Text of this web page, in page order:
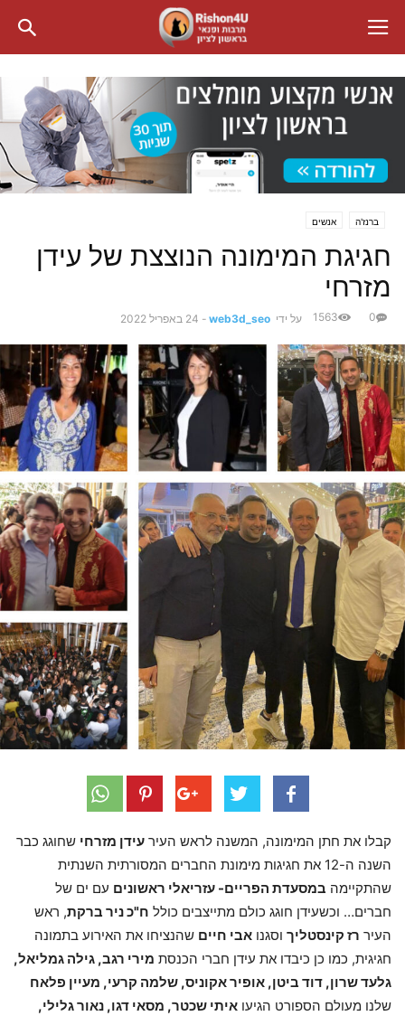
ברנז'ה אנשים
חגיגת המימונה הנוצצת של עידן
מזרחי
על ידי web3d_seo
- 24 באפריל 2022 0
1563
קבלו את חתן המימונה, המשנה לראש העיר עידן מזרחי שחוגג כבר
השנה ה-12 את חגיגות מימונת החברים המסורתית השנתית
שהתקיימה במסעדת הפריים- עזריאלי ראשונים עם ים של
חברים… וכשעידן חוגג כולם מתייצבים כולל ח"כ ניר ברקת, ראש
העיר רז קינסטליך וסגנו אבי חיים שהנציחו את האירוע בתמונה
חגיגית, כמו כן כיבדו את עידן חברי הכנסת מירי רגב, גילה גמליאל,
גלעד שרון, דוד ביטן, אופיר אקוניס, שלמה קרעי, מעיין פלאח
שלנו מעולם הספורט הגיעו איתי שכטר, מסאי דגו, נאור גלילי,